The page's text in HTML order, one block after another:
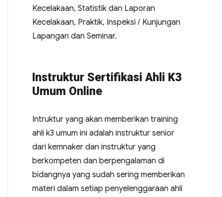
Kecelakaan, Statistik dan Laporan
Kecelakaan, Praktik, Inspeksi / Kunjungan
Lapangan dan Seminar.
Instruktur Sertifikasi Ahli K3
Umum Online
Intruktur yang akan memberikan training
ahli k3 umum ini adalah instruktur senior
dari kemnaker dan instruktur yang
berkompeten dan berpengalaman di
bidangnya yang sudah sering memberikan
materi dalam setiap penyelenggaraan ahli